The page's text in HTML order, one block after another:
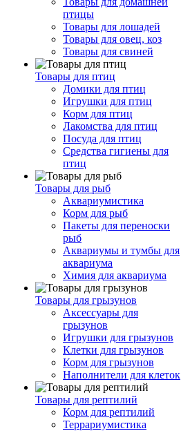
птицы
Товары для лошадей
Товары для овец, коз
Товары для свиней
Товары для птиц
Домики для птиц
Игрушки для птиц
Корм для птиц
Лакомства для птиц
Посуда для птиц
Средства гигиены для
птиц
Товары для рыб
Аквариумистика
Корм для рыб
Пакеты для переноски
рыб
Аквариумы и тумбы для
аквариума
Химия для аквариума
Товары для грызунов
Аксессуары для
грызунов
Игрушки для грызунов
Клетки для грызунов
Корм для грызунов
Наполнители для клеток
Товары для рептилий
Корм для рептилий
Террариумистика